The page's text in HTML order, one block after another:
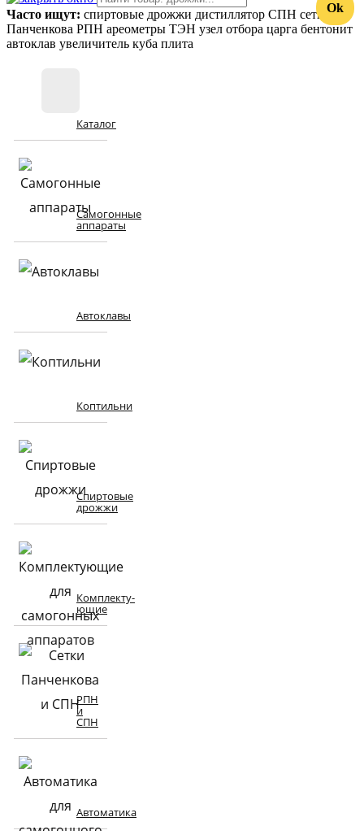
Ok
Часто ищут: спиртовые дрожжи дистиллятор СПН сетка
Панченкова РПН ареометры ТЭН узел отбора царга бентонит
автоклав увеличитель куба плита
Каталог
Самогонные
аппараты
Автоклавы
Коптильни
Спиртовые
дрожжи
Комплекту-
ющие
РПН
и
СПН
Автоматика